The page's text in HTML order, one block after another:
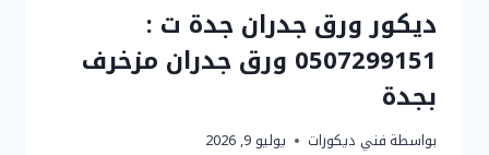
ديكور ورق جدران جدة ت :
0507299151 ورق جدران مزخرف
بجدة
بواسطة فني ديكورات يوليو 9, 2026